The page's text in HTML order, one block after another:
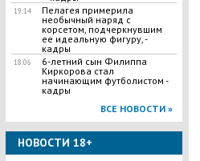
19:14
Пелагея примерила
необычный наряд с
корсетом, подчеркнувшим
ее идеальную фигуру, -
кадры
18:06
6-летний сын Филиппа
Киркорова стал
начинающим футболистом -
кадры
ВСЕ НОВОСТИ »
НОВОСТИ 18+